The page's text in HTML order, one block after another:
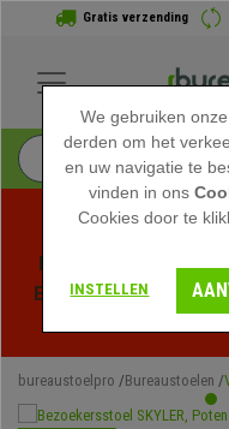
Gratis verzending
Profiteer van de
Exclusieve kortingen
bureaustoelpro Bureaustoelen
We gebruiken
derden om het
en uw navigatie te
vinden in ons
Cookies door te
INSTELLEN